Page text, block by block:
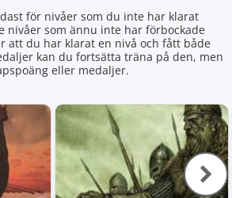
för nivåer som du inte har klarat
nivåer som ännu inte har förbockade
att du har klarat en nivå och fått både
kan du fortsätta träna på den, men
eller medaljer.